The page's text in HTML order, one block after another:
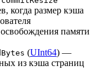
когда размер кэша
памяти
(UInt64) —
из кэша страниц